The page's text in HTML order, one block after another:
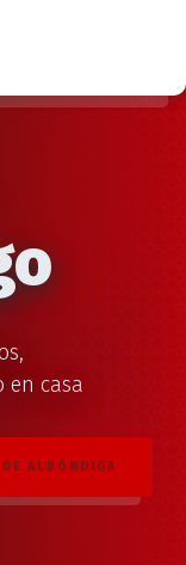
en casa
DE ALBÓNDIGA